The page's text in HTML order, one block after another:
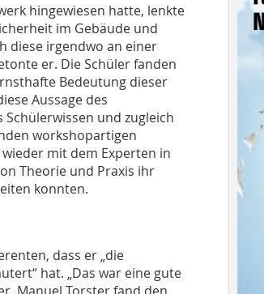
hingewiesen hatte, lenkte
im Gebäude und
diese irgendwo an einer
er. Die Schüler fanden
Bedeutung dieser
Aussage des
und zugleich
workshopartigen
mit dem Experten in
Theorie und Praxis ihr
konnten.
dass er „die
hat. „Das war eine gute